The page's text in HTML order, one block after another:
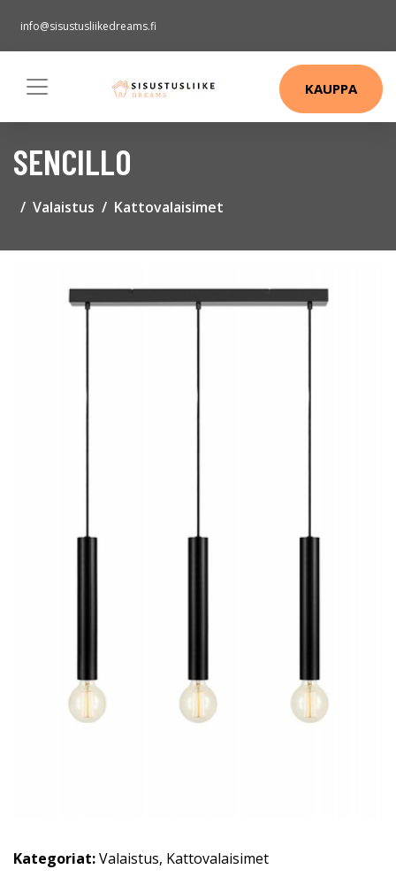
info@sisustusliikedreams.fi
KAUPPA
SENCILLO
Valaistus Kattovalaisimet
Kategoriat:Valaistus, Kattovalaisimet